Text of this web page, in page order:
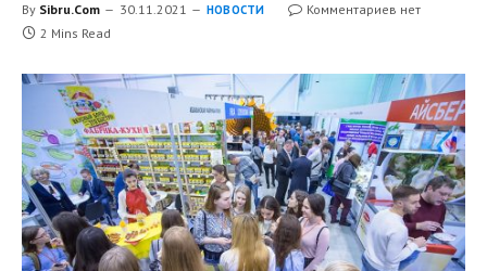
By Sibru.Com 30.11.2021 НОВОСТИ
Комментариев нет
2 Mins Read